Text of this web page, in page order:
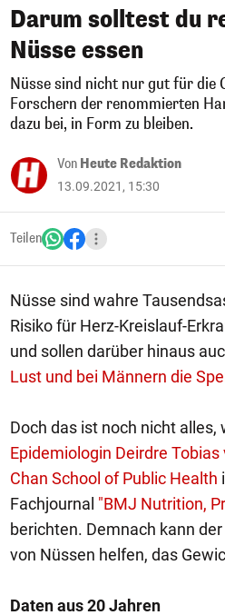
Darum solltest du
Nüsse essen
Nüsse sind nicht nur gut für die
Forschern der renommierten
dazu bei, in Form zu bleiben.
Von Heute Redaktion
13.09.2021, 15:30
Teilen
Nüsse sind wahre
Risiko für Herz-Kreislauf-
und sollen darüber hinaus
Lust und bei Männern die
Doch das ist noch nicht alles,
Epidemiologin Deirdre Tobias
Chan School of Public Health
Fachjournal "BMJ Nutrition,
berichten. Demnach kann
von Nüssen helfen, das
Daten aus 20 Jahren